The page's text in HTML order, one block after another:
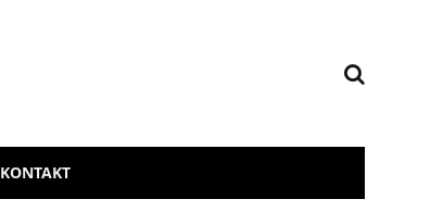
KONTAKT